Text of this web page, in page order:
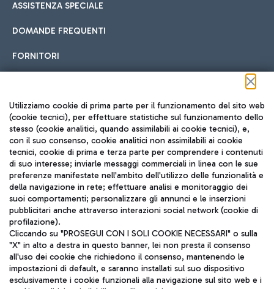
ASSISTENZA SPECIALE
DOMANDE FREQUENTI
FORNITORI
Seguici sui social
TRAVEL JOURNAL
ITA
Utilizziamo cookie di prima parte per il funzionamento del sito web
(cookie tecnici), per effettuare statistiche sul funzionamento dello
stesso (cookie analitici, quando assimilabili ai cookie tecnici), e,
con il suo consenso, cookie analitici non assimilabili ai cookie
tecnici, cookie di prima e terza parte per comprendere i contenuti
di suo interesse; inviarle messaggi commerciali in linea con le sue
preferenze manifestate nell'ambito dell'utilizzo delle funzionalità e
della navigazione in rete; effettuare analisi e monitoraggio dei
suoi comportamenti; personalizzare gli annunci e le inserzioni
pubblicitari anche attraverso interazioni social network (cookie di
profilazione).
Cliccando su "PROSEGUI CON I SOLI COOKIE NECESSARI" o sulla
"X" in alto a destra in questo banner, lei non presta il consenso
all'uso dei cookie che richiedono il consenso, mantenendo le
impostazioni di default, e saranno installati sul suo dispositivo
esclusivamente i cookie funzionali alla navigazione sul sito web e i